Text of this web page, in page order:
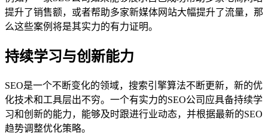
提升了销售额，或者帮助多家新媒体网站大幅提升了流量，那
么这些案例将是其实力的有力证明。
持续学习与创新能力
SEO是一个不断变化的领域，搜索引擎算法不断更新，新的优
化技术和工具层出不穷。一个有实力的SEO公司应具备持续学
习和创新的能力，能够及时跟进行业动态，并根据最新的SEO
趋势调整优化策略。